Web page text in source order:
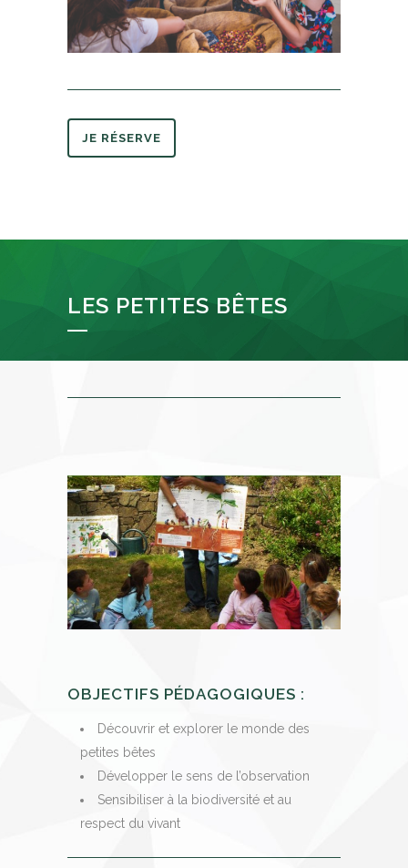
JE RÉSERVE
LES PETITES BÊTES
OBJECTIFS PÉDAGOGIQUES :
Découvrir et explorer le monde des
petites bêtes
Développer le sens de l’observation
Sensibiliser à la biodiversité et au
respect du vivant